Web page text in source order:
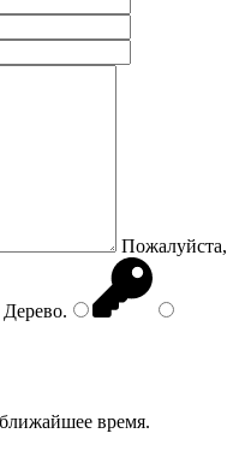
Пожалуйста,
Дерево.
время.